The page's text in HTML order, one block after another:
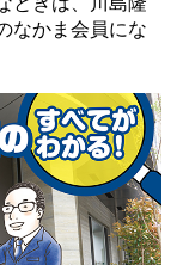
なかま会員にな